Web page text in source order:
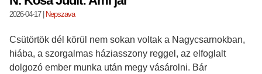
2026-04-17| Nepszava
Csütörtök dél körül nem sokan voltak a Nagycsarnokban,
hiába, a szorgalmas háziasszony reggel, az elfoglalt
dolgozó ember munka után megy vásárolni. Bár